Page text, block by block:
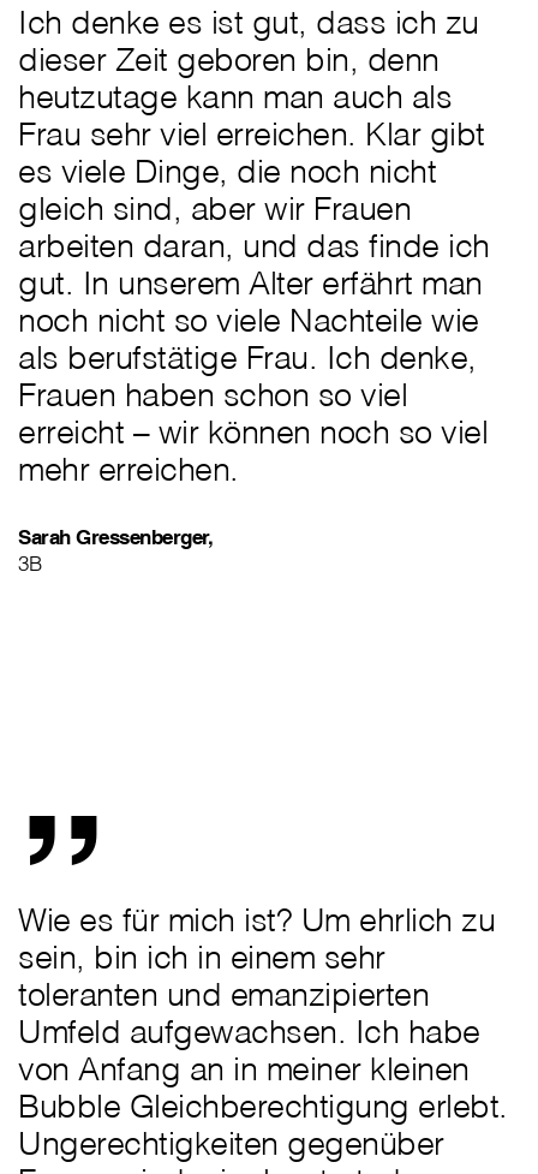
Ich denke es ist gut, dass ich zu
dieser Zeit geboren bin, denn
heutzutage kann man auch als
Frau sehr viel erreichen. Klar gibt
es viele Dinge, die noch nicht
gleich sind, aber wir Frauen
arbeiten daran, und das finde ich
gut. In unserem Alter erfährt man
noch nicht so viele Nachteile wie
als berufstätige Frau. Ich denke,
Frauen haben schon so viel
erreicht – wir können noch so viel
mehr erreichen.
Sarah Gressenberger,
3B
„
Wie es für mich ist? Um ehrlich zu
sein, bin ich in einem sehr
toleranten und emanzipierten
Umfeld aufgewachsen. Ich habe
von Anfang an in meiner kleinen
Bubble Gleichberechtigung erlebt.
Ungerechtigkeiten gegenüber